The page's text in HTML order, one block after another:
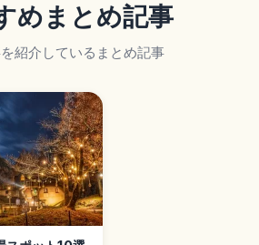
めまとめ記事
紹介しているまとめ記事